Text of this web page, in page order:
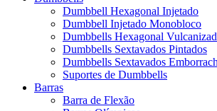
Dumbbell Hexagonal Injetado
Dumbbell Injetado Monobloco
Dumbbells Hexagonal
Dumbbells Sextavados Pintados
Dumbbells Sextavados
Suportes de Dumbbells
Barras
Barra de Flexão